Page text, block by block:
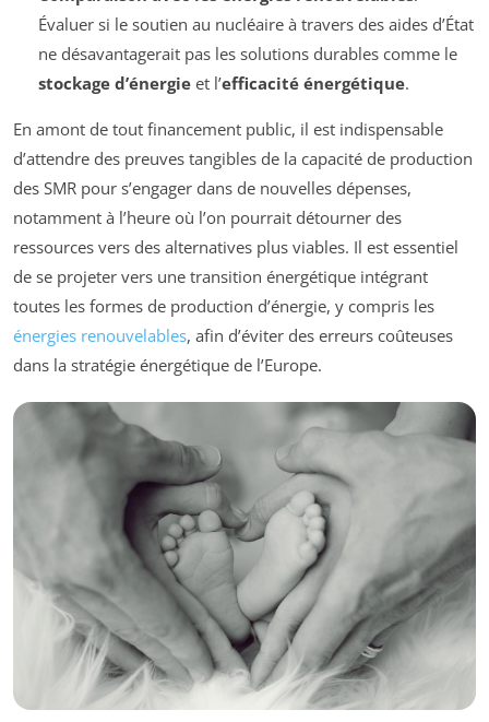
Évaluer si le soutien au nucléaire à travers des aides d’État
ne désavantagerait pas les solutions durables comme le
stockage d’énergieet l’efficacité énergétique.
En amont de tout financement public, il est indispensable
d’attendre des preuves tangibles de la capacité de production
des SMR pour s’engager dans de nouvelles dépenses,
notamment à l’heure où l’on pourrait détourner des
ressources vers des alternatives plus viables. Il est essentiel
de se projeter vers une transition énergétique intégrant
toutes les formes de production d’énergie, y compris les
énergies renouvelables, afin d’éviter des erreurs coûteuses
dans la stratégie énergétique de l’Europe.